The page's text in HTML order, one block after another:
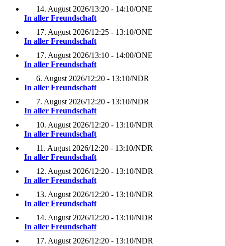
14. August 2026/13:20 - 14:10/ONE
In aller Freundschaft
17. August 2026/12:25 - 13:10/ONE
In aller Freundschaft
17. August 2026/13:10 - 14:00/ONE
In aller Freundschaft
6. August 2026/12:20 - 13:10/NDR
In aller Freundschaft
7. August 2026/12:20 - 13:10/NDR
In aller Freundschaft
10. August 2026/12:20 - 13:10/NDR
In aller Freundschaft
11. August 2026/12:20 - 13:10/NDR
In aller Freundschaft
12. August 2026/12:20 - 13:10/NDR
In aller Freundschaft
13. August 2026/12:20 - 13:10/NDR
In aller Freundschaft
14. August 2026/12:20 - 13:10/NDR
In aller Freundschaft
17. August 2026/12:20 - 13:10/NDR